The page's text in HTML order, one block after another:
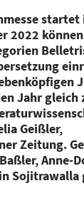
startet
2022
Jahr gleich
Geißler,
Zeitung.
Anne-
Sojitrawalla